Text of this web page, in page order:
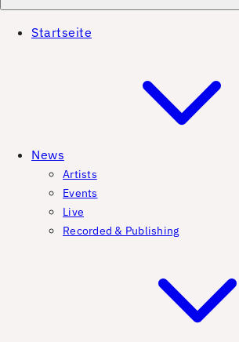
Startseite
News
Artists
Events
Live
Recorded & Publishing